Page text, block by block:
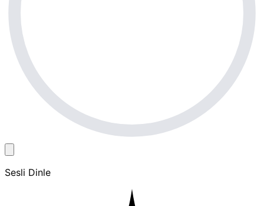
Sesli Dinle